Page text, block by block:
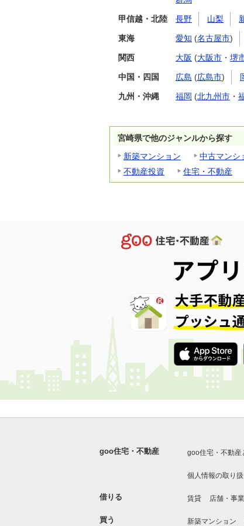
甲信越・北陸 長野 山梨
東海 愛知 (名古屋市)
関西 大阪 (大阪市 ・ 堺
中国・四国 広島 (広島市)
九州・沖縄 福岡 (北九州市 ・
宮崎県で他のジャンルから探す
新築マンション
中古マンシ
不動産投資
住宅・不動産
goo住宅・不動産 goo住宅・不動産
個人情報の取り
借りる 賃貸 店舗・事
買う 新築マンション